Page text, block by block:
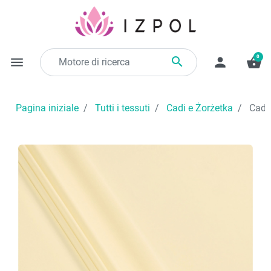
menu  person shopping_basket
0
Pagina iniziale Tutti i tessuti Cadi e Żorżetka